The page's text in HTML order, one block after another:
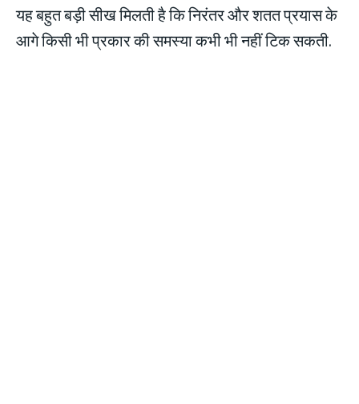
यह बहुत बड़ी सीख मिलती है कि निरंतर और शतत प्रयास के
आगे किसी भी प्रकार की समस्या कभी भी नहीं टिक सकती.